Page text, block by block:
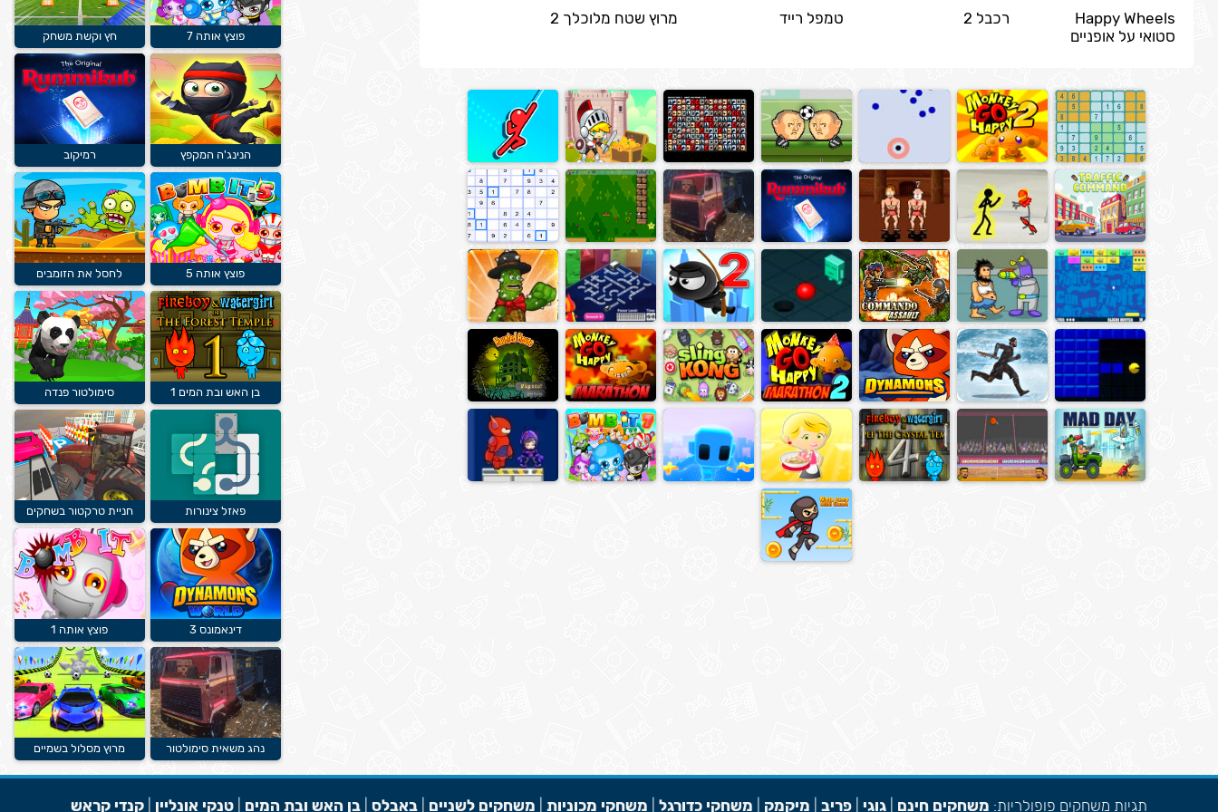
Happy Wheels רכבל 2 טמפל רייד
מרוץ שטח מלוכלך 2
סטואי על אופניים
פוצץ אותה 7 חץ וקשת משחק
הנינג'ה המקפץ רמיקוב
פוצץ אותה 5 לחסל את הזומבים
בן האש ובת המים 1 סימולטור פנדה
פאזל צינורות חניית טרקטור בשחקים
דינאמונס 3 פוצץ אותה 1
נהג משאית סימולטור מרוץ מסלול בשמיים
תגיות משחקים פופולריות: משחקים חינם גוגי פריב מיקמק משחקי כדורגל משחקי מכוניות משחקים לשניים באבלס בן האש ובת המים טנקי אונליין קנדי קראש